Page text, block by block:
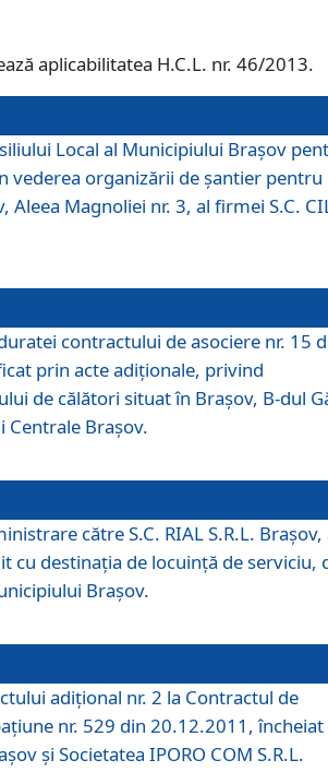
aplicabilitatea H.C.L. nr. 46/2013.
Local al Municipiului Braşov
vederea organizării de șantier pentru
Aleea Magnoliei nr. 3, al firmei S.C.
contractului de asociere nr. 15
prin acte adiționale, privind
de călători situat în Brașov, B-dul
Centrale Brașov.
către S.C. RIAL S.R.L. Brașov,
cu destinația de locuință de serviciu,
Brașov.
adițional nr. 2 la Contractul de
nr. 529 din 20.12.2011, încheiat
și Societatea IPORO COM S.R.L.